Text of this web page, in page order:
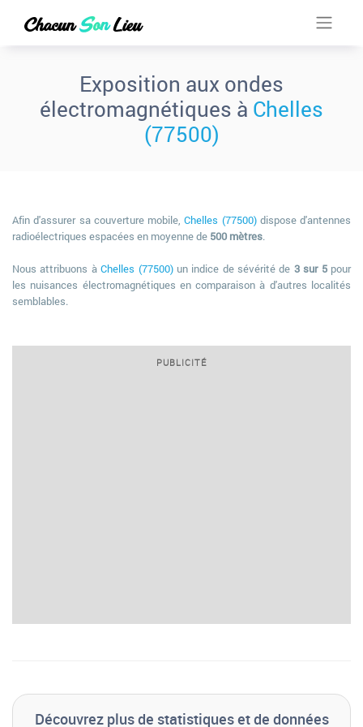
Exposition aux ondes
électromagnétiques à Chelles
(77500)
Afin d'assurer sa couverture mobile,Chelles (77500)dispose d'antennes
radioélectriques espacées en moyenne de 500 mètres.
Nous attribuons àChelles (77500)un indice de sévérité de 3 sur 5pour
les nuisances électromagnétiques en comparaison à d'autres localités
semblables.
PUBLICITÉ
Découvrez plus de statistiques et de données